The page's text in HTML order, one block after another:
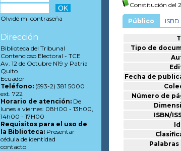
Constitución del
Público ISBD
Tipo de
Fecha de
Número de
ISBN/
Palabras
Olvidé mi contraseña
Dirección
Biblioteca del Tribunal
Contencioso Electoral - TCE
Av. 12 de Octubre N19 y Patria
Quito
Ecuador
Teléfono:(593-2) 381 5000
ext. 722
Horario de atención:De
lunes a viernes: 08H00 - 13h00,
14h00 - 17H00
Requisitos para el uso de
la Biblioteca:Presentar
cédula de identidad
contacto